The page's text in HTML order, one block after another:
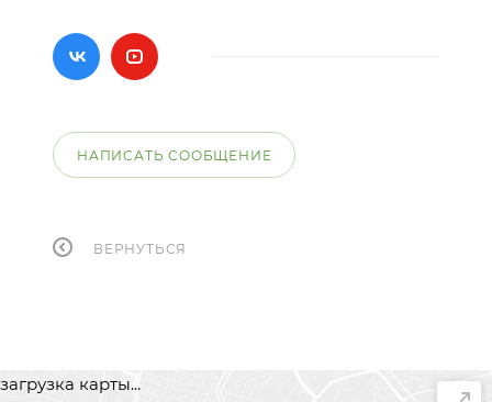
НАПИСАТЬ СООБЩЕНИЕ
ВЕРНУТЬСЯ
загрузка карты...